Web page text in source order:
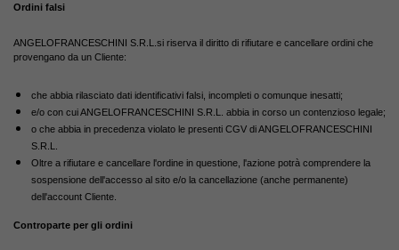
Ordini falsi
ANGELOFRANCESCHINI S.R.L.si riserva il diritto di rifiutare e cancellare ordini che
provengano da un Cliente:
che abbia rilasciato dati identificativi falsi, incompleti o comunque inesatti;
e/o con cui ANGELOFRANCESCHINI S.R.L. abbia in corso un contenzioso legale;
o che abbia in precedenza violato le presenti CGV di ANGELOFRANCESCHINI
S.R.L.
Oltre a rifiutare e cancellare l'ordine in questione, l'azione potrà comprendere la
sospensione dell'accesso al sito e/o la cancellazione (anche permanente)
dell'account Cliente.
Controparte per gli ordini